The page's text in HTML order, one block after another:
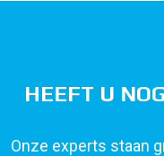
HEEFT U
Onze experts staan